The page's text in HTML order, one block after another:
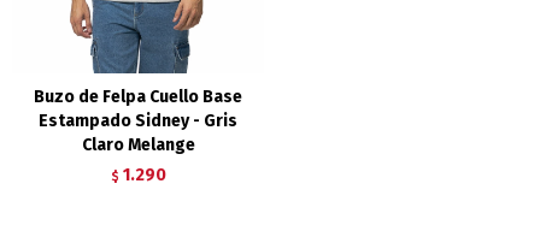
Buzo de Felpa Cuello Base
Estampado Sidney - Gris
Claro Melange
$ 1.290